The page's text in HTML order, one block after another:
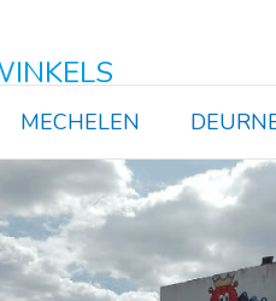
MECHELEN